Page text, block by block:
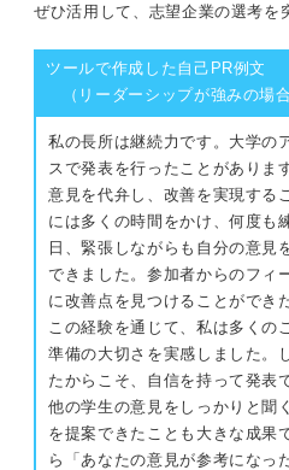
ぜひ活用して、志望企業の選考を
ツールで作成した自己PR例文
（リーダーシップが強みの場合
私の長所は継続力です。大学の
スで発表を行ったことがありま
意見を代弁し、改善を実現する
には多くの時間をかけ、何度も
日、緊張しながらも自分の意見
できました。参加者からのフィ
に改善点を見つけることができ
この経験を通じて、私は多くの
準備の大切さを実感しました。
たからこそ、自信を持って発表
他の学生の意見をしっかりと聞
を提案できたことも大きな成果
ら「あなたの意見が参考になっ